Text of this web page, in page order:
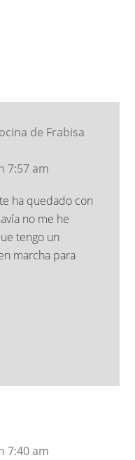
de Frabisa
7:57 am
ha quedado con
no me he
tengo un
marcha para
7:40 am